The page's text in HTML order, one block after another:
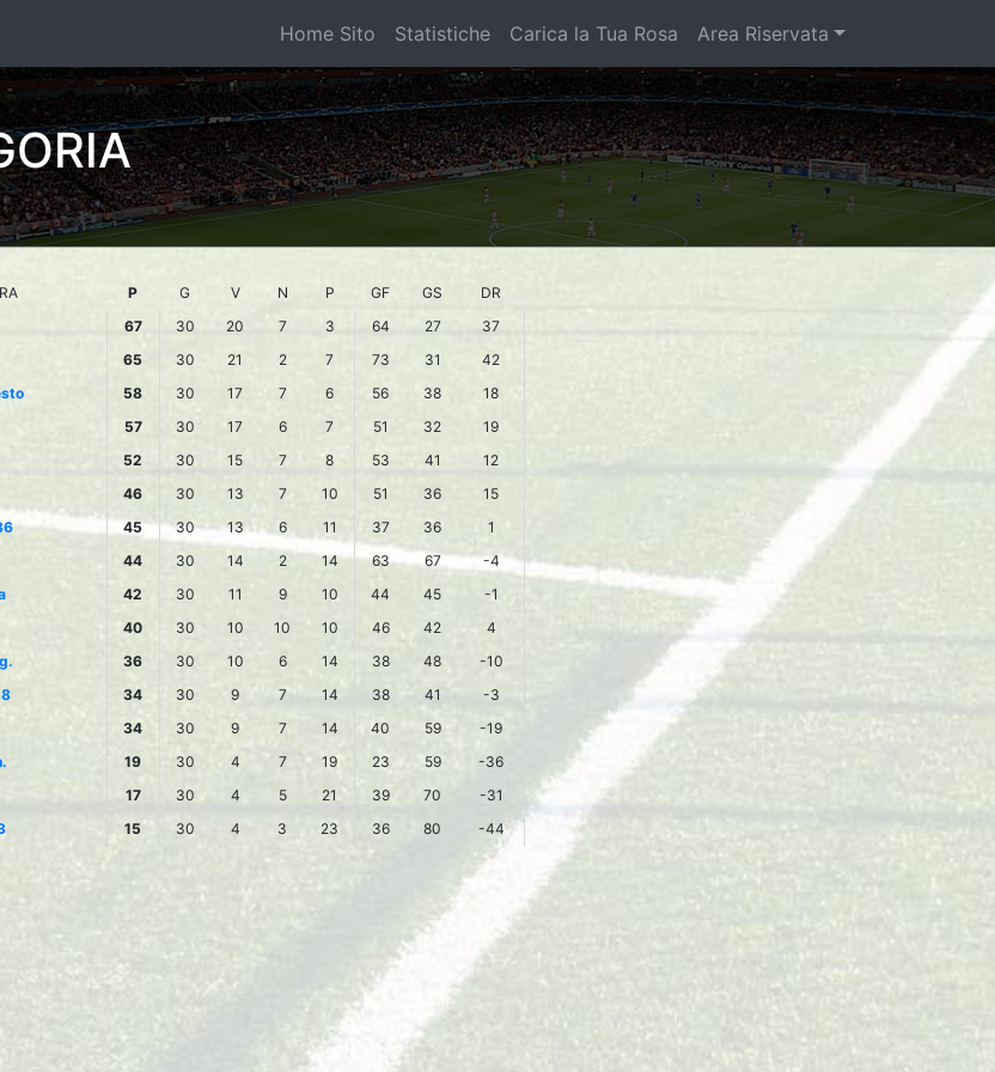
Home Sito Statistiche Carica la Tua Rosa Area Riservata
P G V N P GF GS
DR
67 30 20 7 3 64 27
37
65 30 21 2 7 73 31
42
58 30 17 7 6 56 38
18
57 30 17 6 7 51 32
19
52 30 15 7 8 53 41
12
46 30 13 7 10 51 36
15
45 30 13 6 11 37 36
1
44 30 14 2 14 63 67
-4
42 30 11 9 10 44 45
-1
40 30 10 10 10 46 42
4
36 30 10 6 14 38 48
-10
34 30 9 7 14 38 41
-3
34 30 9 7 14 40 59
-19
19 30 4 7 19 23 59
-36
17 30 4 5 21 39 70
-31
15 30 4 3 23 36 80 -44